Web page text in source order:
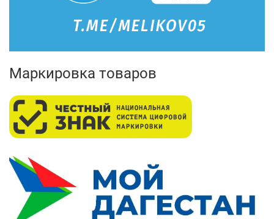
Маркировка товаров